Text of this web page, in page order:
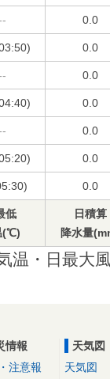
0.0
0.0
0.0
0.0
0.0
0.0
0.0
低
(℃)
日積算
降水量
温・日最大
情報
注意報
天気図
天気図